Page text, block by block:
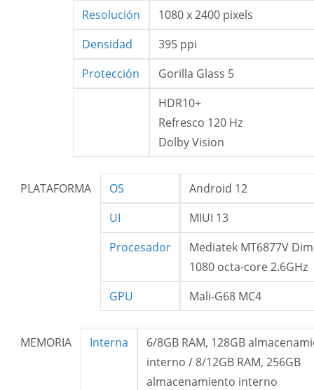
Resolución
1080 x 2400 pixels
Densidad
395 ppi
Protección
Gorilla Glass 5
HDR10+
Refresco 120 Hz
Dolby Vision
PLATAFORMA OS
Android 12
UI
MIUI 13
Procesador
Mediatek MT6877V
1080 octa-core 2.6GHz
GPU
Mali-G68 MC4
MEMORIA Interna
6/8GB RAM, 128GB
interno / 8/12GB RAM, 256GB
almacenamiento interno